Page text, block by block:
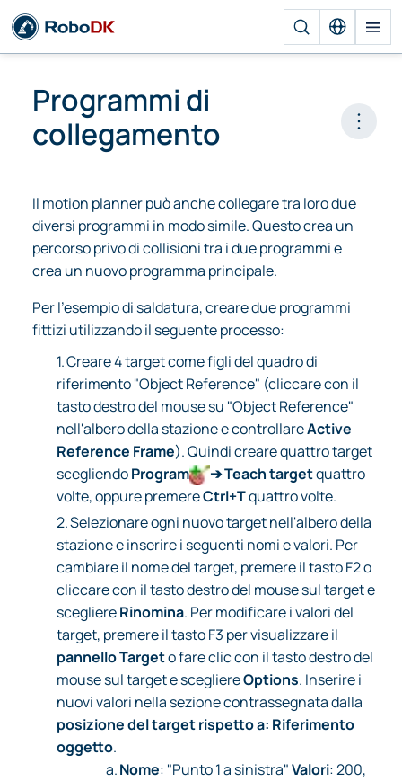
Programmi di
collegamento
Open
Il motion planner può anche collegare tra loro due
diversi programmi in modo simile. Questo crea un
percorso privo di collisioni tra i due programmi e
crea un nuovo programma principale.
Per l'esempio di saldatura, creare due programmi
fittizi utilizzando il seguente processo:
1.Creare 4 target come figli del quadro di
riferimento "Object Reference" (cliccare con il
tasto destro del mouse su "Object Reference"
nell'albero della stazione e controllareActive
Reference Frame). Quindi creare quattro target
scegliendoProgram ➔ Teach targetquattro
volte, oppure premereCtrl+Tquattro volte.
2.Selezionare ogni nuovo target nell'albero della
stazione e inserire i seguenti nomi e valori. Per
cambiare il nome del target, premere il tasto F2 o
cliccare con il tasto destro del mouse sul target e
scegliereRinomina. Per modificare i valori del
target, premere il tasto F3 per visualizzare il
pannello Targeto fare clic con il tasto destro del
mouse sul target e scegliereOptions. Inserire i
nuovi valori nella sezione contrassegnata dalla
posizione del target rispetto a: Riferimento
oggetto.
a.Nome: "Punto 1 a sinistra"Valori: 200,